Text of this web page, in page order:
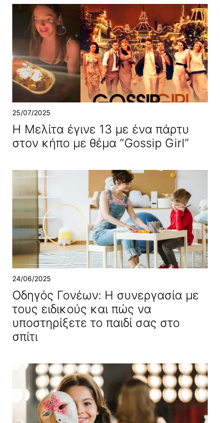
25/07/2025
Η Μελίτα έγινε 13 με ένα πάρτυ
στον κήπο με θέμα “Gossip Girl”
24/06/2025
Οδηγός Γονέων: Η συνεργασία με
τους ειδικούς και πώς να
υποστηρίξετε το παιδί σας στο
σπίτι